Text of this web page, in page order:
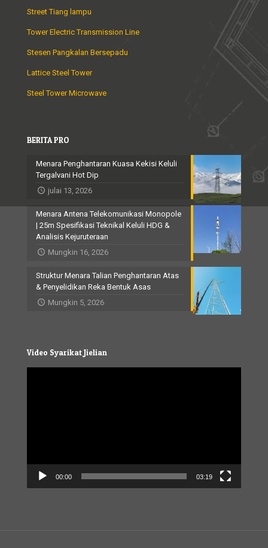
Street Tiang lampu
Tower Electric Transmission Line
Stesen Pangkalan Bersepadu
Lattice Steel Tower
Steel Tower Microwave
BERITA PRO
Menara Penghantaran Kuasa Kekisi Keluli
Tergalvani Hot Dip
julai 13, 2026
Menara Antena Telekomunikasi Monopole
| 25m Spesifikasi Teknikal Keluli HDG &
Analisis Kejuruteraan
Mungkin 16, 2026
Struktur Menara Talian Penghantaran Atas
& Penyelidikan Reka Bentuk Asas
Mungkin 5, 2026
Video Syarikat Jielian
00:00 03:19